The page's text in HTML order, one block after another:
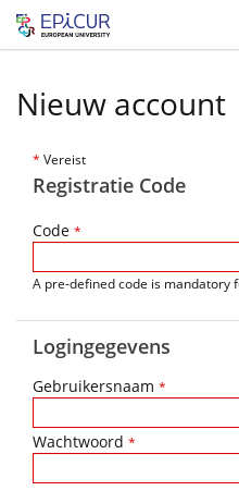
Nieuw account
* Vereist
Registratie Code
Code *
A pre-defined code is mandatory
Logingegevens
Gebruikersnaam *
Wachtwoord *